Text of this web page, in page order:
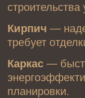
Кирпич —
требует
Каркас —
планировки.